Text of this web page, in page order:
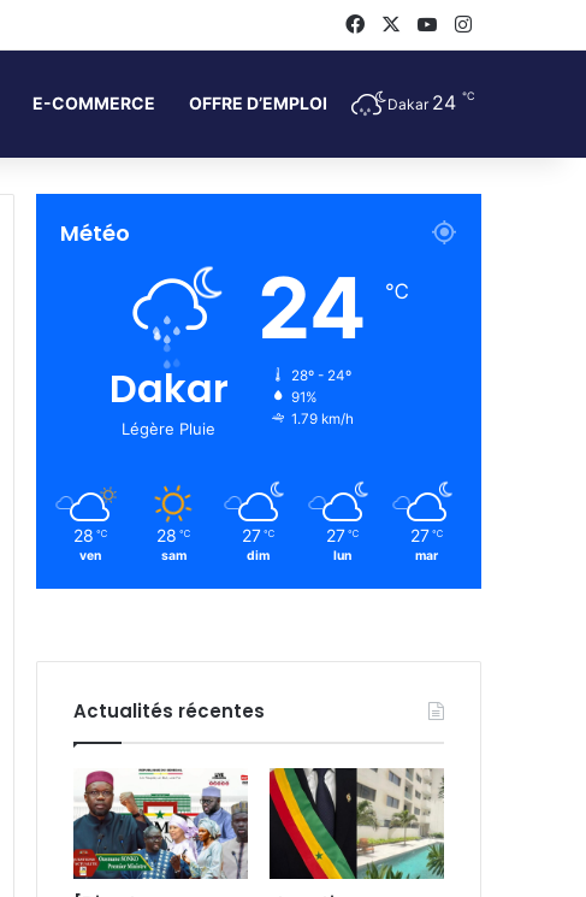
FacebookYouTubeInstagram
E-COMMERCE OFFRE D’EMPLOI Dakar 24 ℃
Météo
Dakar
Légère Pluie
24 ℃
28º - 24º
91%
1.79 km/h
28 ℃
ven
28 ℃
sam
27 ℃
dim
27 ℃
lun
27 ℃
mar
Actualités récentes